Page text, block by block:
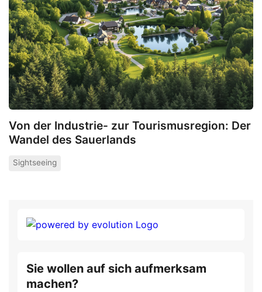
Von der Industrie- zur Tourismusregion: Der
Wandel des Sauerlands
Sightseeing
Sie wollen auf sich aufmerksam
machen?